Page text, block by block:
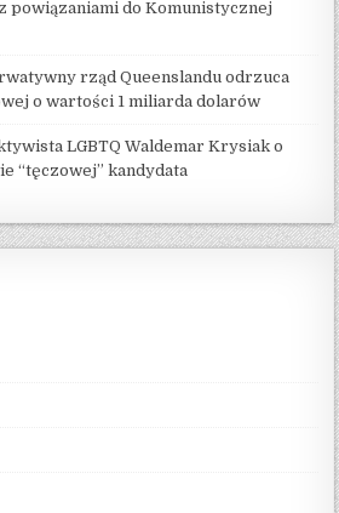
powiązaniami do Komunistycznej
rząd Queenslandu odrzuca
o wartości 1 miliarda dolarów
LGBTQ Waldemar Krysiak o
“tęczowej” kandydata